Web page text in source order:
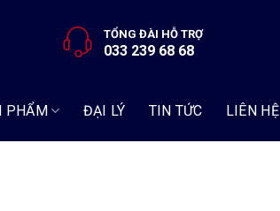
TỔNG ĐÀI HỖ TRỢ
033 239 68 68
PHẨM ĐẠI LÝ TIN TỨC LIÊN HỆ